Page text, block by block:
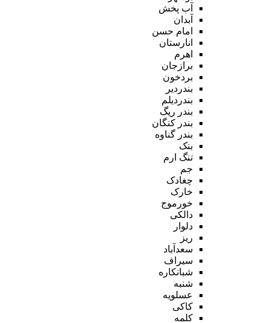
آب پخش
آبدان
امام حسن
انارستان
اهرم
برازجان
بردخون
بندردیر
بندردیلم
بندر ریگ
بندر کنگان
بندر گناوه
بنک
تنگ ارم
جم
چغادک
خارک
خورموج
دالکی
دلوار
ریز
سعدآباد
سیراف
شبانکاره
شنبه
عسلویه
کاکی
کلمه